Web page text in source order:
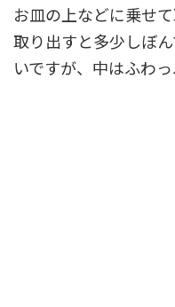
お皿の上などに乗せて
取り出すと多少しぼ
いですが、中はふわっ